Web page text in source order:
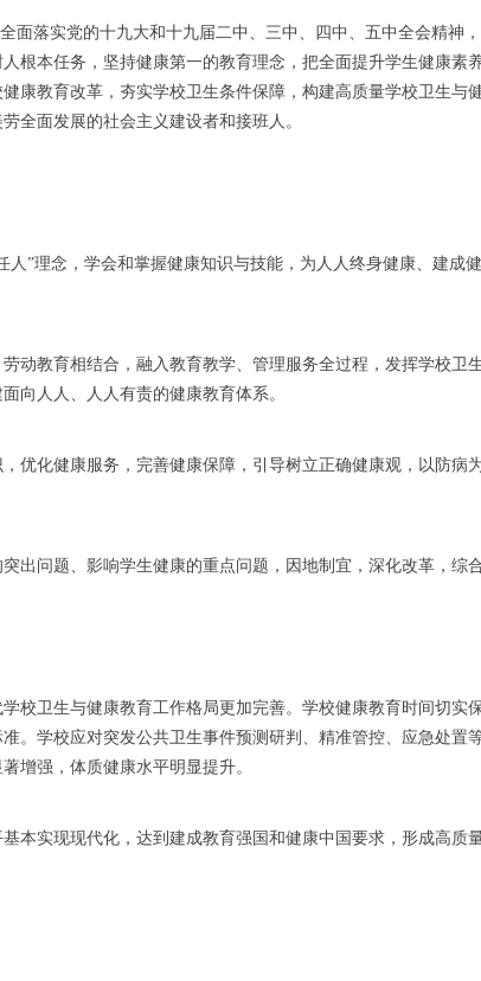
面落实党的十九大和十九届二中、三中、四中、五中全会精神
根本任务，坚持健康第一的教育理念，把全面提升学生健康素
康教育改革，夯实学校卫生条件保障，构建高质量学校卫生与
全面发展的社会主义建设者和接班人。
”理念，学会和掌握健康知识与技能，为人人终身健康、建成
教育相结合，融入教育教学、管理服务全过程，发挥学校卫
向人人、人人有责的健康教育体系。
化健康服务，完善健康保障，引导树立正确健康观，以防病
问题、影响学生健康的重点问题，因地制宜，深化改革，综合
校卫生与健康教育工作格局更加完善。学校健康教育时间切实
。学校应对突发公共卫生事件预测研判、精准管控、应急处置
增强，体质健康水平明显提升。
本实现现代化，达到建成教育强国和健康中国要求，形成高质